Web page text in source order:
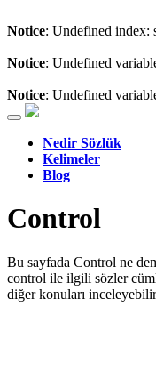
Notice: Undefined index:
Notice: Undefined
Notice: Undefined
Nedir Sözlük
Kelimeler
Blog
Control
Bu sayfada Control ne
control ile ilgili sözler
diğer konuları